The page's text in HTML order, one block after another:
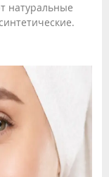
натуральные